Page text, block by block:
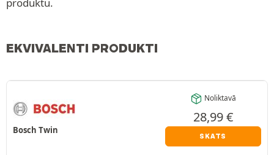
EKVIVALENTI PRODUKTI
Bosch Twin
Noliktavā
28,99€
SKATS